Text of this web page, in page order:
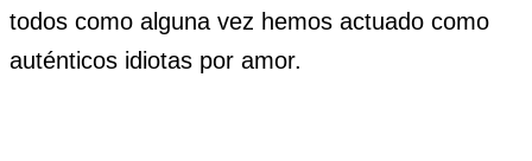
todos como alguna vez hemos actuado como
auténticos idiotas por amor.